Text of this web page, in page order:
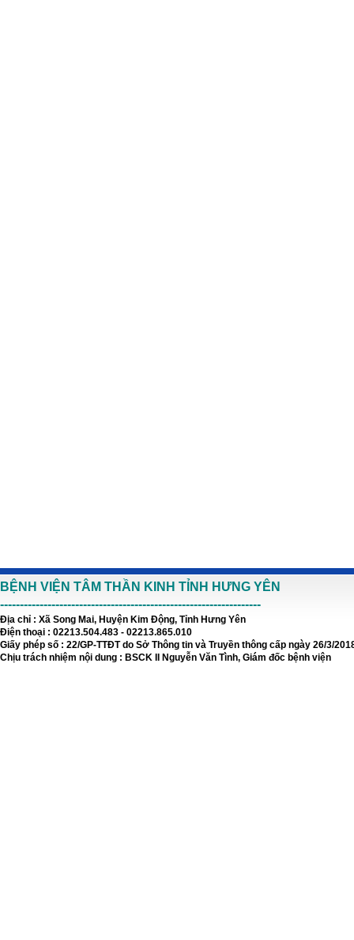
BỆNH VIỆN TÂM THẦN KINH TỈNH HƯNG YÊN
------------------------------------------------------------------
Địa chỉ : Xã Song Mai, Huyện Kim Động, Tỉnh Hưng Yên
Điện thoại : 02213.504.483 - 02213.865.010
Giấy phép số : 22/GP-TTĐT do Sở Thông tin và Truyền thông cấp ngày 26/3/
Chịu trách nhiệm nội dung : BSCK II Nguyễn Văn Tình, Giám đốc bệnh viện